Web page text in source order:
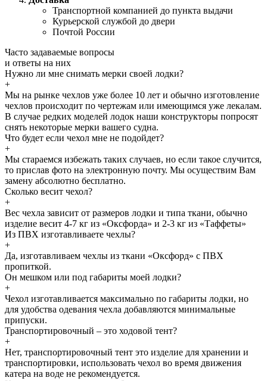
Транспортной компанией до пункта выдачи
Курьерской службой до двери
Почтой России
Часто задаваемые вопросы
и ответы на них
Нужно ли мне снимать мерки своей лодки?
+
Мы на рынке чехлов уже более 10 лет и обычно изготовление
чехлов происходит по чертежам или имеющимся уже лекалам.
В случае редких моделей лодок наши конструкторы попросят
снять некоторые мерки вашего судна.
Что будет если чехол мне не подойдет?
+
Мы стараемся избежать таких случаев, но если такое случится,
то прислав фото на электронную почту. Мы осуществим Вам
замену абсолютно бесплатно.
Сколько весит чехол?
+
Вес чехла зависит от размеров лодки и типа ткани, обычно
изделие весит 4-7 кг из «Оксфорда» и 2-3 кг из «Таффеты»
Из ПВХ изготавливаете чехлы?
+
Да, изготавливаем чехлы из ткани «Оксфорд» с ПВХ
пропиткой.
Он мешком или под габариты моей лодки?
+
Чехол изготавливается максимально по габариты лодки, но
для удобства одевания чехла добавляются минимальные
припуски.
Транспортировочный – это ходовой тент?
+
Нет, транспортировочный тент это изделие для хранении и
транспортировки, использовать чехол во время движения
катера на воде не рекомендуется.